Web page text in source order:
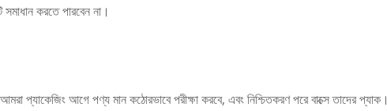
করতে পারবেন না।
আগে পণ্য মান কঠোরভাবে পরীক্ষা করবে, এবং নিশ্চিতকরণ পরে বাক্সে তাদের প্যাক।